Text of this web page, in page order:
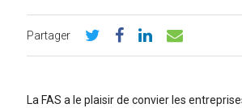
Partager
La FAS a le plaisir de convier les